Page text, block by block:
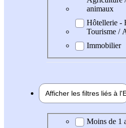
animaux
Hôtellerie -
Tourisme /
Immobilier
Afficher les filtres liés à l'
Expérience demandée
Moins de 1